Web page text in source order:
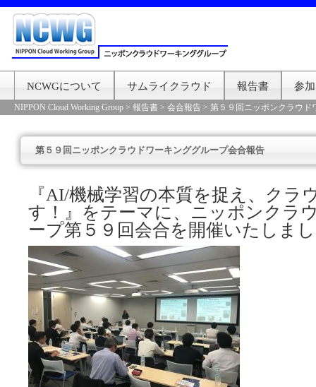
NCWGについて サムライクラウド 報告書 参
NIPPON Cloud Working Group > 報告書 > 会合報告 > 第５９回ニッポンクラウド
第５９回ニッポンクラウドワーキンググループ会合報告
『AI/機械学習の本質を捉え、クラ
す！』をテーマに、ニッポンクラ
ープ第５９回会合を開催いたしま